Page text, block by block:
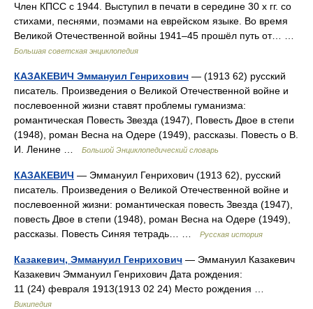
Член КПСС с 1944. Выступил в печати в середине 30 х гг. со
стихами, песнями, поэмами на еврейском языке. Во время
Великой Отечественной войны 1941‒45 прошёл путь от… …
Большая советская энциклопедия
КАЗАКЕВИЧ Эммануил Генрихович — (1913 62) русский
писатель. Произведения о Великой Отечественной войне и
послевоенной жизни ставят проблемы гуманизма:
романтическая Повесть Звезда (1947), Повесть Двое в степи
(1948), роман Весна на Одере (1949), рассказы. Повесть о В.
И. Ленине …
Большой Энциклопедический словарь
КАЗАКЕВИЧ — Эммануил Генрихович (1913 62), русский
писатель. Произведения о Великой Отечественной войне и
послевоенной жизни: романтическая повесть Звезда (1947),
повесть Двое в степи (1948), роман Весна на Одере (1949),
рассказы. Повесть Синяя тетрадь… …
Русская история
Казакевич, Эммануил Генрихович — Эммануил Казакевич
Казакевич Эммануил Генрихович Дата рождения:
11 (24) февраля 1913(1913 02 24) Место рождения …
Википедия